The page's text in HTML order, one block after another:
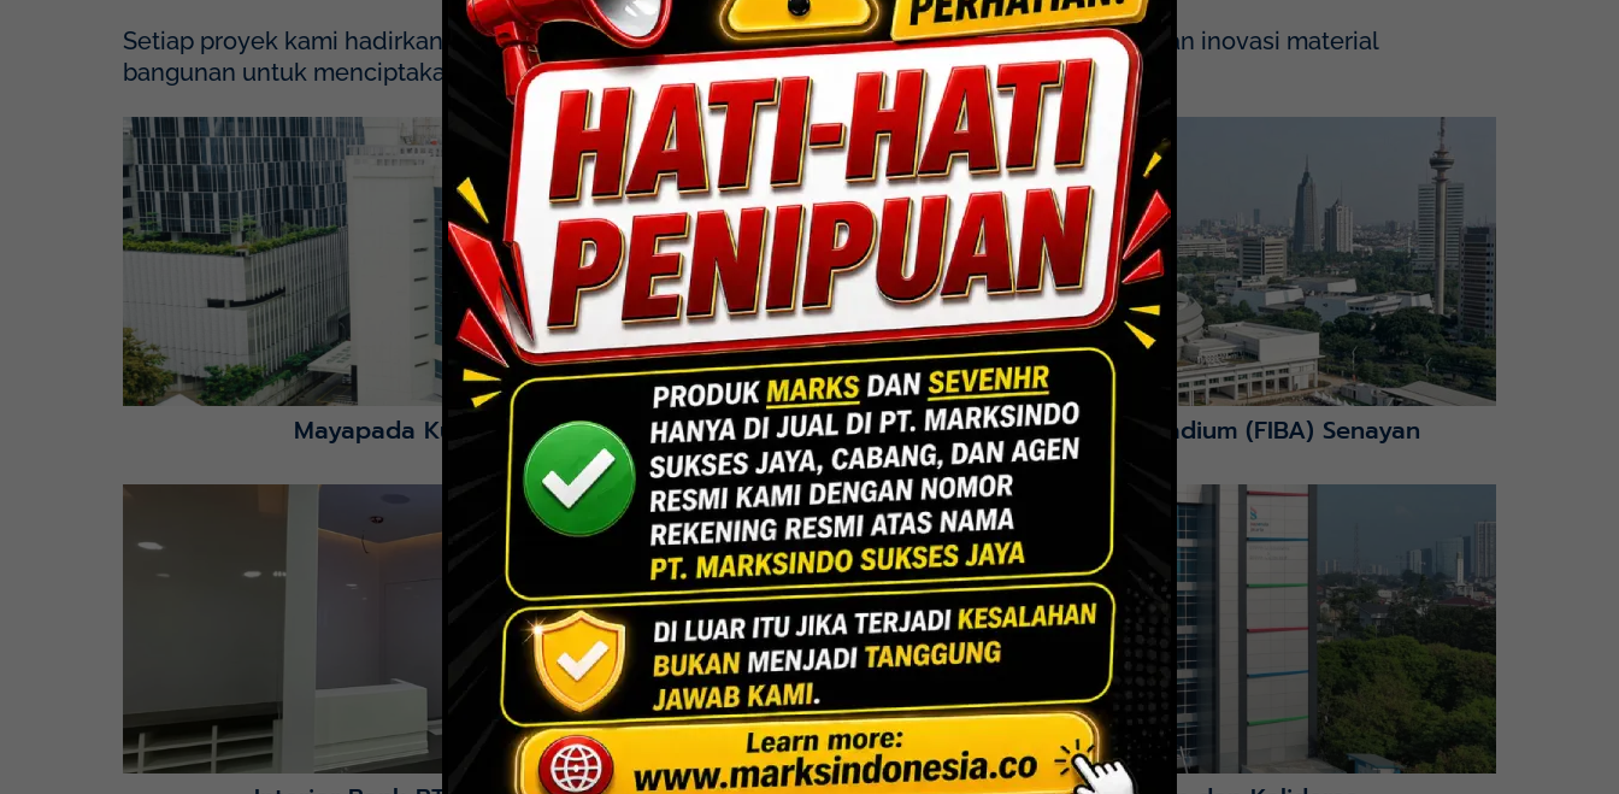
Setiap proyek kami hadirkan dengan presisi, efisiensi, dan sentuhan estetika. Mengintegrasikan inovasi material
bangunan untuk menciptakan solusi yang fungsional dan berdaya tahan tinggi.
Mayapada Hospital Kuningan (MHKN), Kuningan, Jakarta Selatan.
Lihat Detail Proyek
Mayapada Kuningan Jakarta
Lihat Detail Proyek
Indoor Multifunction Stadium (FIBA) Senayan
Lihat Detail Proyek